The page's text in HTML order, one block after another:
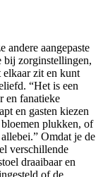
andere aangepaste
bij zorginstellingen,
elkaar zit en kunt
“Het is een
en fanatieke
en gasten kiezen
plukken, of
Omdat je de
verschillende
draaibaar en
of de